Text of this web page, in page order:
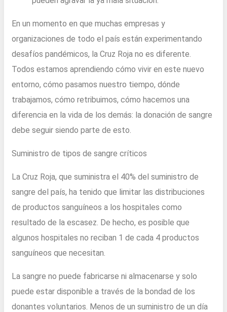
En un momento en que muchas empresas y
organizaciones de todo el país están experimentando
desafíos pandémicos, la Cruz Roja no es diferente.
Todos estamos aprendiendo cómo vivir en este nuevo
entorno, cómo pasamos nuestro tiempo, dónde
trabajamos, cómo retribuimos, cómo hacemos una
diferencia en la vida de los demás: la donación de sangre
debe seguir siendo parte de esto.
Suministro de tipos de sangre críticos
La Cruz Roja, que suministra el 40% del suministro de
sangre del país, ha tenido que limitar las distribuciones
de productos sanguíneos a los hospitales como
resultado de la escasez. De hecho, es posible que
algunos hospitales no reciban 1 de cada 4 productos
sanguíneos que necesitan.
La sangre no puede fabricarse ni almacenarse y solo
puede estar disponible a través de la bondad de los
donantes voluntarios. Menos de un suministro de un día